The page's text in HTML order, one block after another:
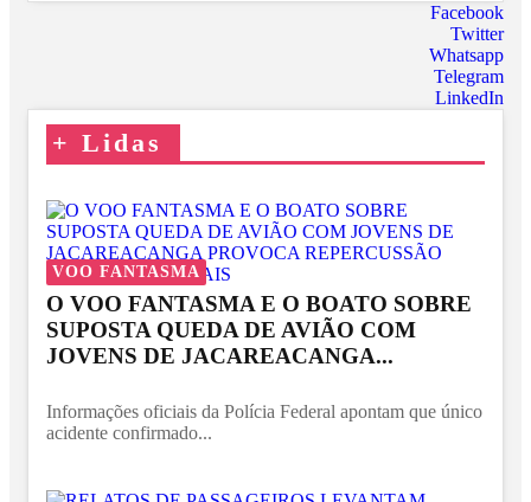
Facebook
Twitter
Whatsapp
Telegram
LinkedIn
+ Lidas
VOO FANTASMA
O VOO FANTASMA E O BOATO SOBRE
SUPOSTA QUEDA DE AVIÃO COM
JOVENS DE JACAREACANGA...
Informações oficiais da Polícia Federal apontam que único
acidente confirmado...